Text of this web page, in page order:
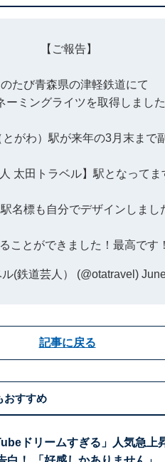
【ご報告】
たび青森県の津軽鉄道にて
ーミングライツを取得しました
がわ）駅が来年の3月末まで
太田トラベル】駅となってま
名標も自分でデザインしまし
ことができました！最高です
(鉄道芸人） (@otatravel)
記事に戻る
おすすめ
ドリームすぎる」人気急